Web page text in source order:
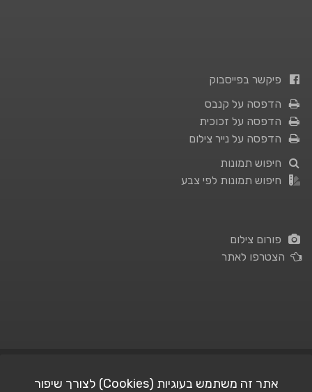
פיקשר בפייסבוק
הדפסה על קנבס
הדפסה על זכוכית
הדפסה על נייר צילום
חיפוש תמונות
חיפוש תמונות לפי צבע
פורום צילום
הצטרפו לאתר
אתר זה משתמש בעוגיות (Cookies) לצורך שיפור